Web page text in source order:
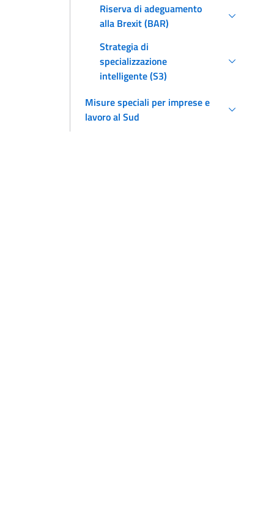
Riserva di adeguamento
alla Brexit (BAR)
Strategia di
specializzazione
intelligente (S3)
Misure speciali per imprese e
lavoro al Sud